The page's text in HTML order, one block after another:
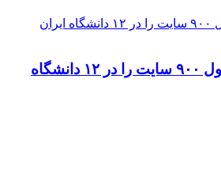
دانشجویان صفحات اول ۹۰۰ سایت را در ۱۲ دانشگاه